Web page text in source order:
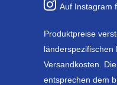
Auf Instagram
Produktpreise
länderspezifischen
Versandkosten.
entsprechen dem